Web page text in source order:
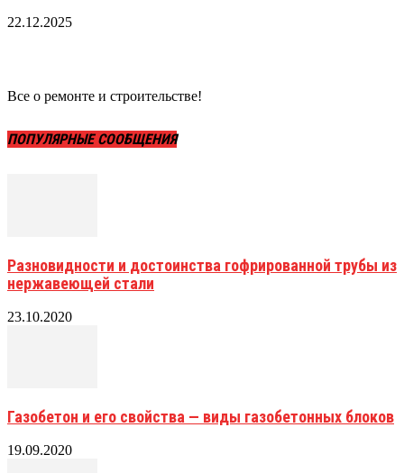
22.12.2025
Все о ремонте и строительстве!
ПОПУЛЯРНЫЕ СООБЩЕНИЯ
Разновидности и достоинства гофрированной трубы из
нержавеющей стали
23.10.2020
Газобетон и его свойства — виды газобетонных блоков
19.09.2020